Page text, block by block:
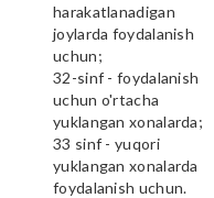
harakatlanadigan
joylarda foydalanish
uchun;
32-sinf - foydalanish
uchun o'rtacha
yuklangan xonalarda;
33 sinf - yuqori
yuklangan xonalarda
foydalanish uchun.